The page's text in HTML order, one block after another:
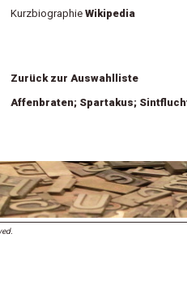
Kurzbiographie Wikipedia
Zurück zur Auswahlliste
Affenbraten; Spartakus;